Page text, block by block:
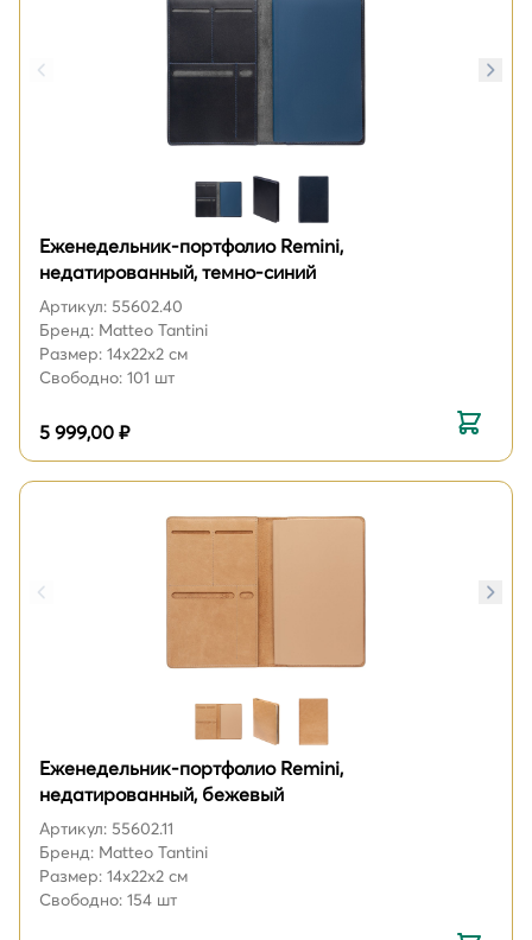
Еженедельник-портфолио Remini,
недатированный, темно-синий
Артикул: 55602.40
Бренд: Matteo Tantini
Размер: 14х22х2 см
Свободно: 101 шт
5 999,00 ₽
Еженедельник-портфолио Remini,
недатированный, бежевый
Артикул: 55602.11
Бренд: Matteo Tantini
Размер: 14х22х2 см
Свободно: 154 шт